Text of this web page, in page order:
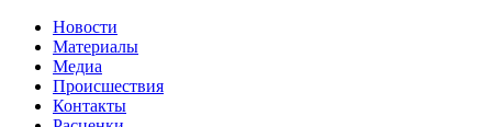
Новости
Материалы
Медиа
Происшествия
Контакты